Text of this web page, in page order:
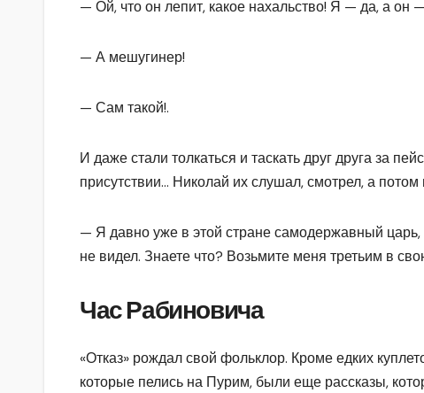
— Ой, что он лепит, какое нахальство! Я — да, а он —
— А мешугинер!
— Сам такой!.
И даже стали толкаться и таскать друг друга за
присутствии… Николай их слушал, смотрел, а потом
— Я давно уже в этой стране самодержавный
не видел. Знаете что? Возьмите меня третьим в
Час Рабиновича
«Отказ» рождал свой фольклор. Кроме едких
которые пелись на Пурим, были еще рассказы,